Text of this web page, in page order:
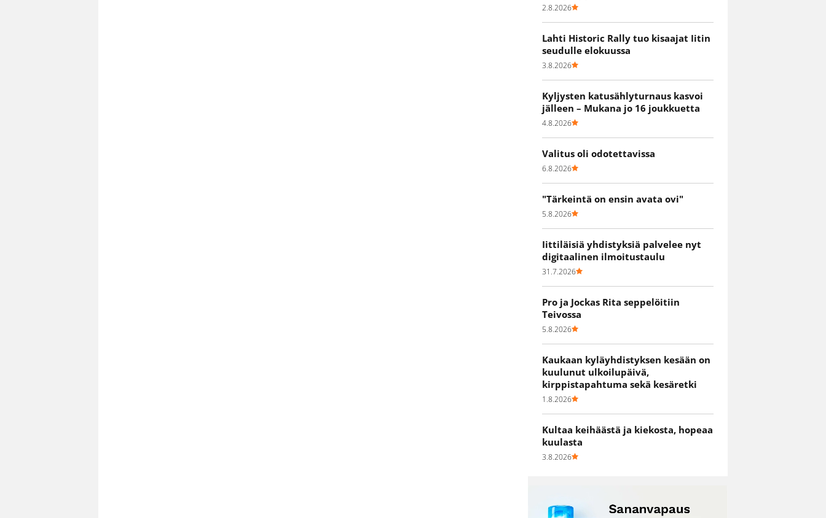
2.8.2026
Lahti Historic Rally tuo kisaajat Iitin
seudulle elokuussa
3.8.2026
Kyljysten katusählyturnaus kasvoi
jälleen – Mukana jo 16 joukkuetta
4.8.2026
Valitus oli odotettavissa
6.8.2026
"Tärkeintä on ensin avata ovi"
5.8.2026
Iittiläisiä yhdistyksiä palvelee nyt
digitaalinen ilmoitustaulu
31.7.2026
Pro ja Jockas Rita seppelöitiin
Teivossa
5.8.2026
Kaukaan kyläyhdistyksen kesään on
kuulunut ulkoilupäivä,
kirppistapahtuma sekä kesäretki
1.8.2026
Kultaa keihäästä ja kiekosta, hopeaa
kuulasta
3.8.2026